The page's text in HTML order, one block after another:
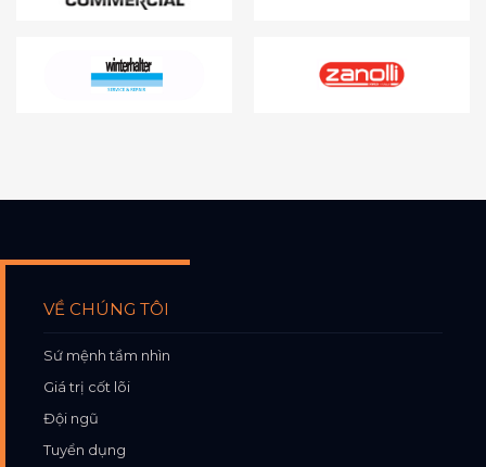
VỀ CHÚNG TÔI
Sứ mệnh tầm nhìn
Giá trị cốt lõi
Đội ngũ
Tuyển dụng